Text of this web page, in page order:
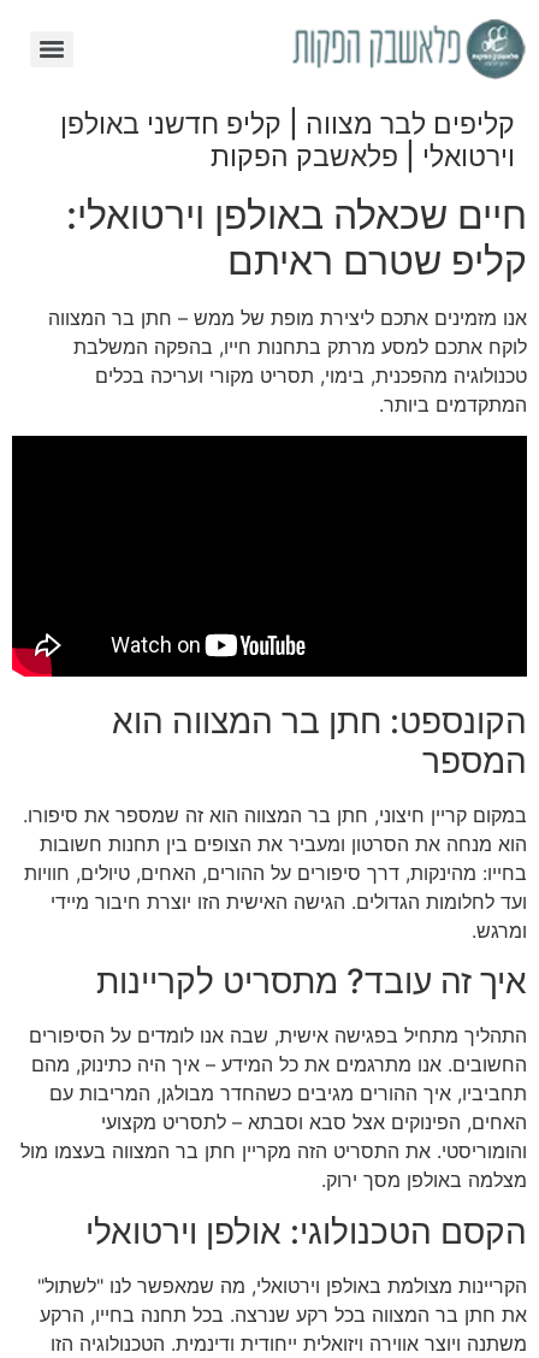
קליפים לבר מצווה | קליפ חדשני באולפן
וירטואלי | פלאשבק הפקות
חיים שכאלה באולפן וירטואלי:
קליפ שטרם ראיתם
אנו מזמינים אתכם ליצירת מופת של ממש – חתן בר המצווה
לוקח אתכם למסע מרתק בתחנות חייו, בהפקה המשלבת
טכנולוגיה מהפכנית, בימוי, תסריט מקורי ועריכה בכלים
המתקדמים ביותר.
הקונספט: חתן בר המצווה הוא
המספר
במקום קריין חיצוני, חתן בר המצווה הוא זה שמספר את סיפורו.
הוא מנחה את הסרטון ומעביר את הצופים בין תחנות חשובות
בחייו: מהינקות, דרך סיפורים על ההורים, האחים, טיולים, חוויות
ועד לחלומות הגדולים. הגישה האישית הזו יוצרת חיבור מיידי
ומרגש.
איך זה עובד? מתסריט לקריינות
התהליך מתחיל בפגישה אישית, שבה אנו לומדים על הסיפורים
החשובים. אנו מתרגמים את כל המידע – איך היה כתינוק, מהם
תחביביו, איך ההורים מגיבים כשהחדר מבולגן, המריבות עם
האחים, הפינוקים אצל סבא וסבתא – לתסריט מקצועי
והומוריסטי. את התסריט הזה מקריין חתן בר המצווה בעצמו מול
מצלמה באולפן מסך ירוק.
הקסם הטכנולוגי: אולפן וירטואלי
הקריינות מצולמת באולפן וירטואלי, מה שמאפשר לנו "לשתול"
את חתן בר המצווה בכל רקע שנרצה. בכל תחנה בחייו, הרקע
משתנה ויוצר אווירה ויזואלית ייחודית ודינמית. הטכנולוגיה הזו